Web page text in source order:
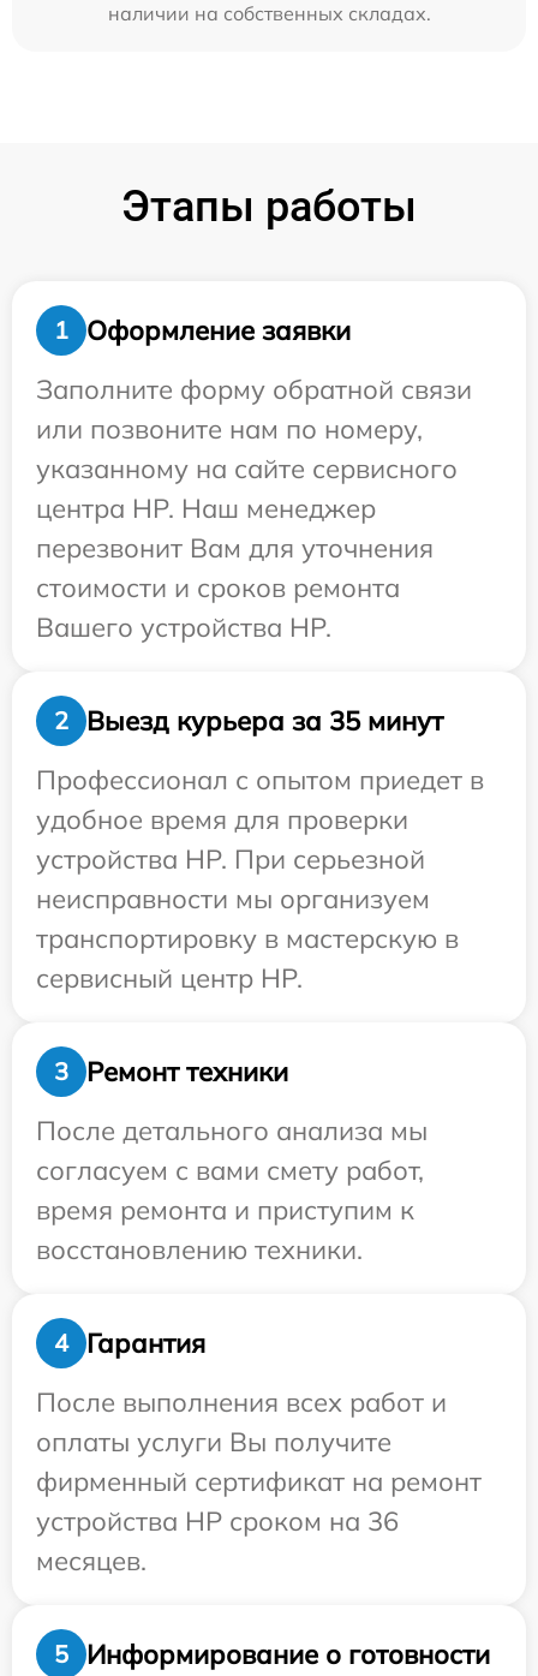
наличии на собственных складах.
Этапы работы
1
Оформление заявки
Заполните форму обратной связи
или позвоните нам по номеру,
указанному на сайте сервисного
центра HP. Наш менеджер
перезвонит Вам для уточнения
стоимости и сроков ремонта
Вашего устройства HP.
2
Выезд курьера за 35 минут
Профессионал с опытом приедет в
удобное время для проверки
устройства HP. При серьезной
неисправности мы организуем
транспортировку в мастерскую в
сервисный центр HP.
3
Ремонт техники
После детального анализа мы
согласуем с вами смету работ,
время ремонта и приступим к
восстановлению техники.
4
Гарантия
После выполнения всех работ и
оплаты услуги Вы получите
фирменный сертификат на ремонт
устройства HP сроком на 36
месяцев.
5 Информирование о готовности